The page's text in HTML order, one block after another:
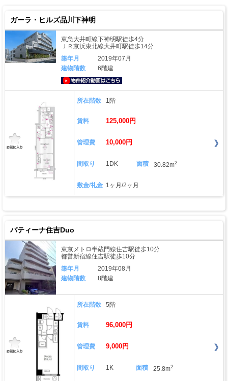
ガーラ・ヒルズ品川下神明
東急大井町線下神明駅徒歩4分
ＪＲ京浜東北線大井町駅徒歩14分
築年月
2019年07月
建物階数
6階建
所在階数 1階
賃料 125,000円
管理費 10,000円
間取り 1DK 面積 30.82m2
敷金/礼金 1ヶ月/2ヶ月
パティーナ住吉Duo
東京メトロ半蔵門線住吉駅徒歩10分
都営新宿線住吉駅徒歩10分
築年月
2019年08月
建物階数
8階建
所在階数 5階
賃料 96,000円
管理費 9,000円
間取り 1K 面積 25.8m2